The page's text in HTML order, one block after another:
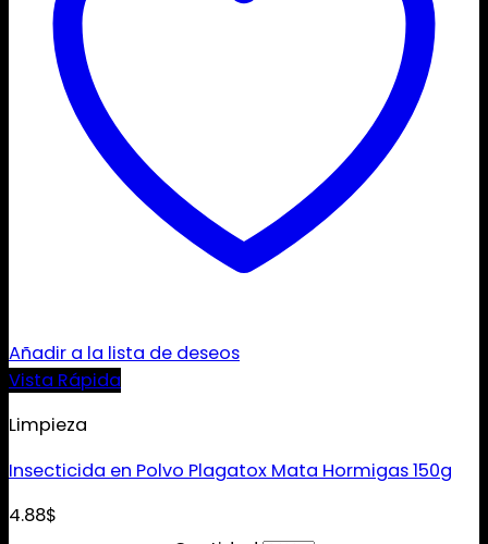
Añadir a la lista de deseos
Vista Rápida
Limpieza
Insecticida en Polvo Plagatox Mata Hormigas 150g
4.88$